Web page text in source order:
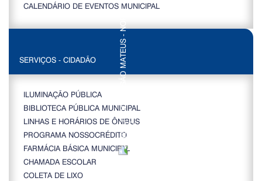
CALENDÁRIO DE EVENTOS MUNICIPAL
SERVIÇOS - CIDADÃO
ILUMINAÇÃO PÚBLICA
BIBLIOTECA PÚBLICA MUNICIPAL
LINHAS E HORÁRIOS DE ÔNIBUS
PROGRAMA NOSSOCRÉDITO
FARMÁCIA BÁSICA MUNICIPAL
CHAMADA ESCOLAR
COLETA DE LIXO